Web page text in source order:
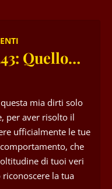
Quello…
mia dirti solo
per aver risolto il
ufficialmente le tue
che
di tuoi veri
la tua